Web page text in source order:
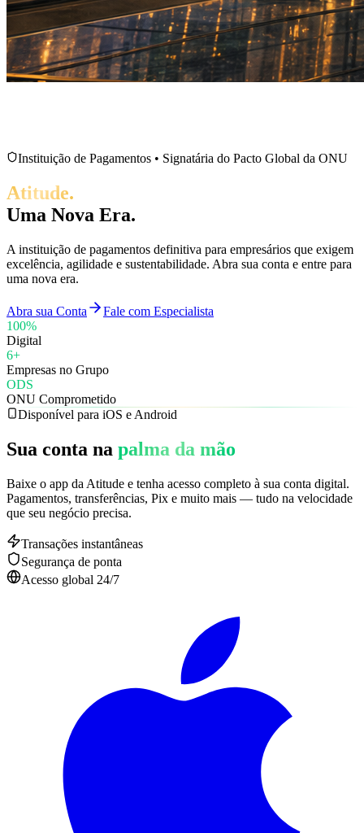
Instituição de Pagamentos • Signatária do Pacto Global da ONU
Atitude.
Uma Nova Era.
A instituição de pagamentos definitiva para empresários que exigem
excelência, agilidade e sustentabilidade. Abra sua conta e entre para
uma nova era.
Abra sua Conta
Fale com Especialista
100%
Digital
6+
Empresas no Grupo
ODS
ONU Comprometido
Disponível para iOS e Android
Sua conta na palma da mão
Baixe o app da Atitude e tenha acesso completo à sua conta digital.
Pagamentos, transferências, Pix e muito mais — tudo na velocidade
que seu negócio precisa.
Transações instantâneas
Segurança de ponta
Acesso global 24/7